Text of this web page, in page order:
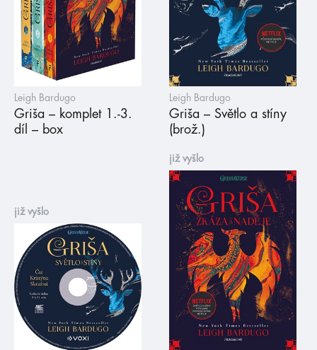
Leigh Bardugo
Griša – komplet 1.-3.
díl – box
Leigh Bardugo
Griša – Světlo a stíny
(brož.)
již vyšlo
již vyšlo